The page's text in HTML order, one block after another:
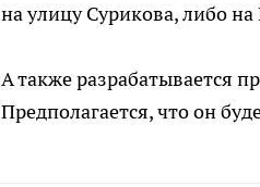
на улицу Сурикова, либо
А также разрабатывается
Предполагается, что он